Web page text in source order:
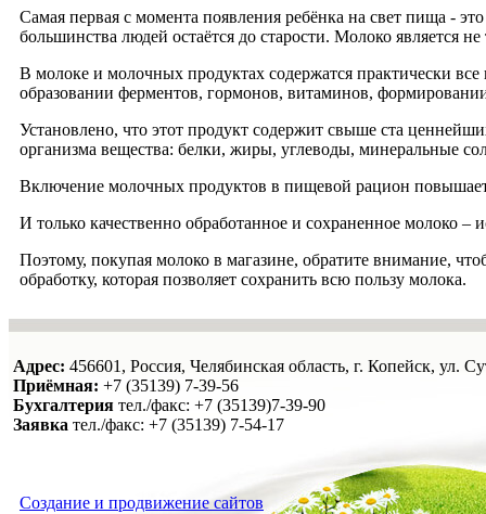
Самая первая с момента появления ребёнка на свет пища -
большинства людей остаётся до старости. Молоко является
В молоке и молочных продуктах содержатся практически
образовании ферментов, гормонов, витаминов,
Установлено, что этот продукт содержит свыше ста
организма вещества: белки, жиры, углеводы, минеральные
Включение молочных продуктов в пищевой рацион
И только качественно обработанное и сохраненное молоко –
Поэтому, покупая молоко в магазине, обратите внимание,
обработку, которая позволяет сохранить всю пользу молока.
Адрес: 456601, Россия, Челябинская область, г. Копейск, ул.
Приёмная: +7 (35139) 7-39-56
Бухгалтерия тел./факс: +7 (35139)7-39-90
Заявка тел./факс: +7 (35139) 7-54-17
Создание и продвижение сайтов